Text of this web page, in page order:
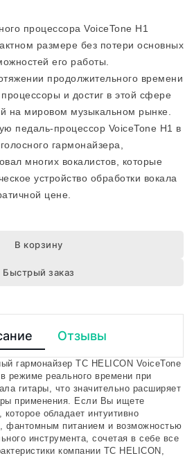
процессора VoiceTone H1
размере без потери основных
его работы.
продолжительного времени
и достиг в этой сфере
на мировом музыкальном рынке.
педаль-процессор VoiceTone H1 в
гармонайзера,
многих вокалистов, которые
устройство обработки вокала
цене.
В корзину
Быстрый заказ
Отзывы
гармонайзер TC HELICON VoiceTone
режиме реального времени при
гитары, что значительно расширяет
применения. Если Вы ищете
которое обладает интуитивно
фантомным питанием и возможностью
инструмента, сочетая в себе все
компании TC HELICON,